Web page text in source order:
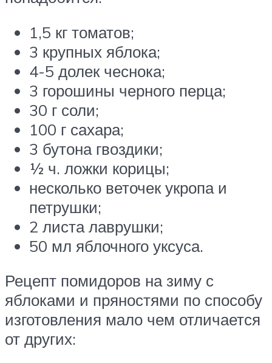
1,5 кг томатов;
3 крупных яблока;
4-5 долек чеснока;
3 горошины черного перца;
30 г соли;
100 г сахара;
3 бутона гвоздики;
½ ч. ложки корицы;
несколько веточек укропа и
петрушки;
2 листа лаврушки;
50 мл яблочного уксуса.
Рецепт помидоров на зиму с
яблоками и пряностями по способу
изготовления мало чем отличается
от других: